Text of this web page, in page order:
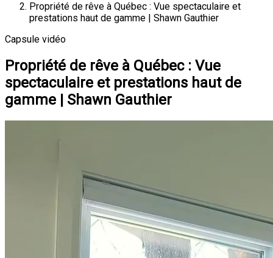
Propriété de rêve à Québec : Vue spectaculaire et
prestations haut de gamme | Shawn Gauthier
Capsule vidéo
Propriété de rêve à Québec : Vue
spectaculaire et prestations haut de
gamme | Shawn Gauthier